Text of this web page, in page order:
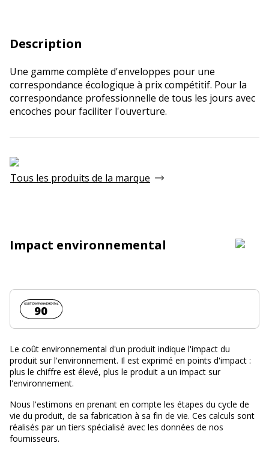
Description
Une gamme complète d'enveloppes pour une
correspondance écologique à prix compétitif. Pour la
correspondance professionnelle de tous les jours avec
encoches pour faciliter l'ouverture.
Tous les produits de la marque
Impact environnemental
Coût environnemental :
90
Le coût environnemental d'un produit indique l'impact du
produit sur l'environnement. Il est exprimé en points d'impact :
plus le chiffre est élevé, plus le produit a un impact sur
l'environnement.
Nous l'estimons en prenant en compte les étapes du cycle de
vie du produit, de sa fabrication à sa fin de vie. Ces calculs sont
réalisés par un tiers spécialisé avec les données de nos
fournisseurs.